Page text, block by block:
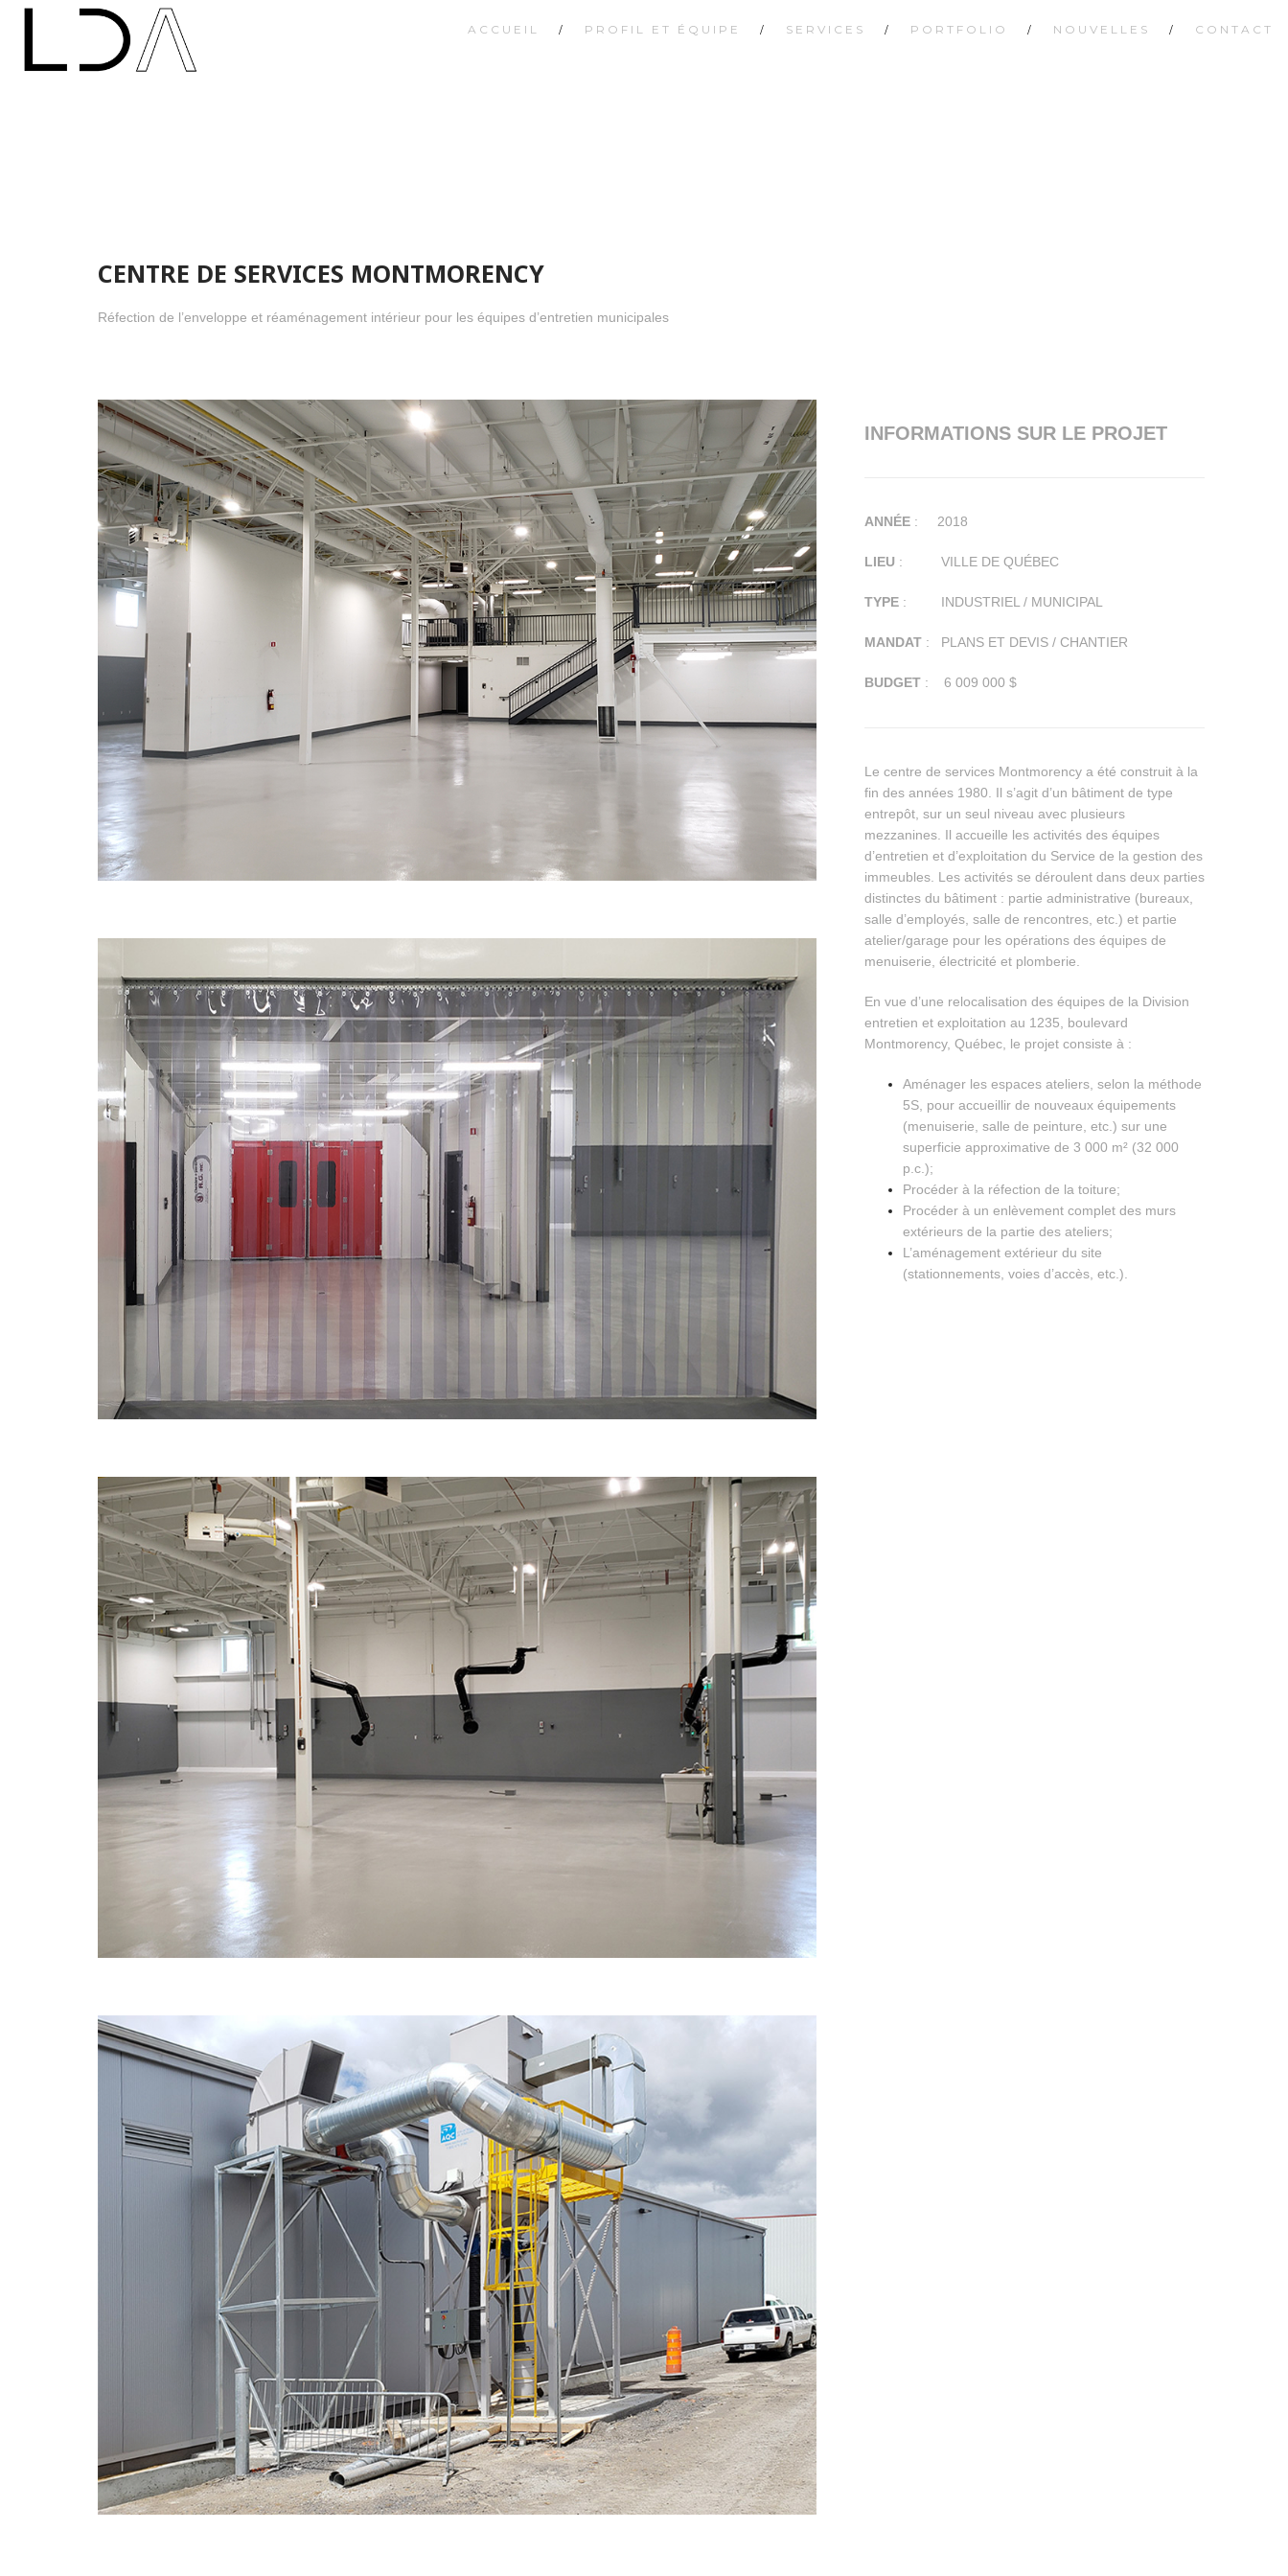
ACCUEIL PROFIL ET ÉQUIPE SERVICES PORTFOLIO NOUVELLES CONTACT
CENTRE DE SERVICES MONTMORENCY
Réfection de l’enveloppe et réaménagement intérieur pour les équipes d’entretien municipales
INFORMATIONS SUR LE PROJET
ANNÉE : 2018
LIEU : VILLE DE QUÉBEC
TYPE : INDUSTRIEL / MUNICIPAL
MANDAT : PLANS ET DEVIS / CHANTIER
BUDGET : 6 009 000 $
Le centre de services Montmorency a été construit à la
fin des années 1980. Il s’agit d’un bâtiment de type
entrepôt, sur un seul niveau avec plusieurs
mezzanines. Il accueille les activités des équipes
d’entretien et d’exploitation du Service de la gestion des
immeubles. Les activités se déroulent dans deux parties
distinctes du bâtiment : partie administrative (bureaux,
salle d’employés, salle de rencontres, etc.) et partie
atelier/garage pour les opérations des équipes de
menuiserie, électricité et plomberie.
En vue d’une relocalisation des équipes de la Division
entretien et exploitation au 1235, boulevard
Montmorency, Québec, le projet consiste à :
Aménager les espaces ateliers, selon la méthode
5S, pour accueillir de nouveaux équipements
(menuiserie, salle de peinture, etc.) sur une
superficie approximative de 3 000 m² (32 000
p.c.);
Procéder à la réfection de la toiture;
Procéder à un enlèvement complet des murs
extérieurs de la partie des ateliers;
L’aménagement extérieur du site
(stationnements, voies d’accès, etc.).